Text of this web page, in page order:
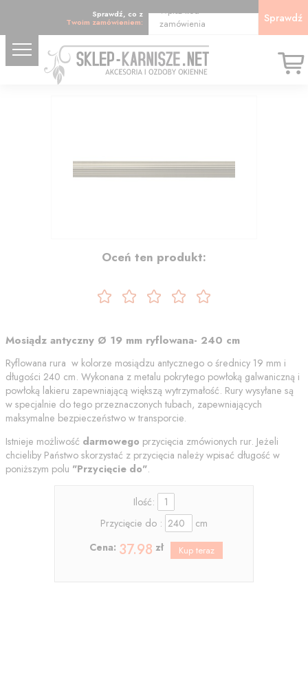
Sprawdź, co z
Twoim zamówieniem:
Wpisz kod
zamówienia
Sprawdź
Oceń ten produkt:
Mosiądz antyczny Ø 19 mm ryflowana- 240 cm
Ryflowana rura w kolorze mosiądzu antycznego o średnicy 19 mm i
długości 240 cm. Wykonana z metalu pokrytego powłoką galwaniczną i
powłoką lakieru zapewniającą większą wytrzymałość. Rury wysyłane są
w specjalnie do tego przeznaczonych tubach, zapewniających
maksymalne bezpieczeństwo w transporcie.
Istnieje możliwość darmowego przycięcia zmówionych rur. Jeżeli
chcieliby Państwo skorzystać z przycięcia należy wpisać długość w
poniższym polu "Przycięcie do".
Ilość:
Przycięcie do :
cm
Cena: 37.98 zł